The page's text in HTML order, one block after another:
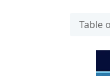
Table